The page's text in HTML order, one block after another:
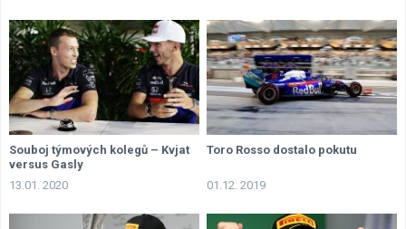
Souboj týmových kolegů – Kvjat
versus Gasly
13.01. 2020
Toro Rosso dostalo pokutu
01.12. 2019